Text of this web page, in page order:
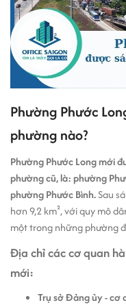
Phường Phước
phường nào?
Phường Phước Long mới
phường cũ, là: phường
phường Phước Bình.Sau
hơn 9,2 km², với quy mô
một trong những phường
Địa chỉ các cơ quan
mới:
Trụ sở Đảng ủy - cơ